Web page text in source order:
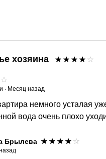
хозяина
· Месяц назад
немного усталая
вода очень плохо
Брылева